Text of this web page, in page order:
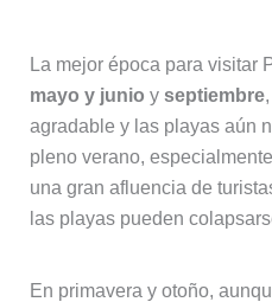
La mejor época para visitar
mayo y junio y septiembre
agradable y las playas aún
pleno verano,
una gran afluencia de
las playas pueden
En primavera y otoño,